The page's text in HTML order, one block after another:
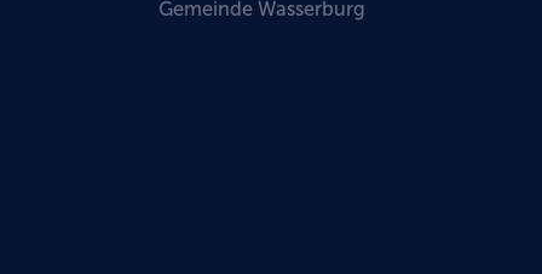
Gemeinde Wasserburg